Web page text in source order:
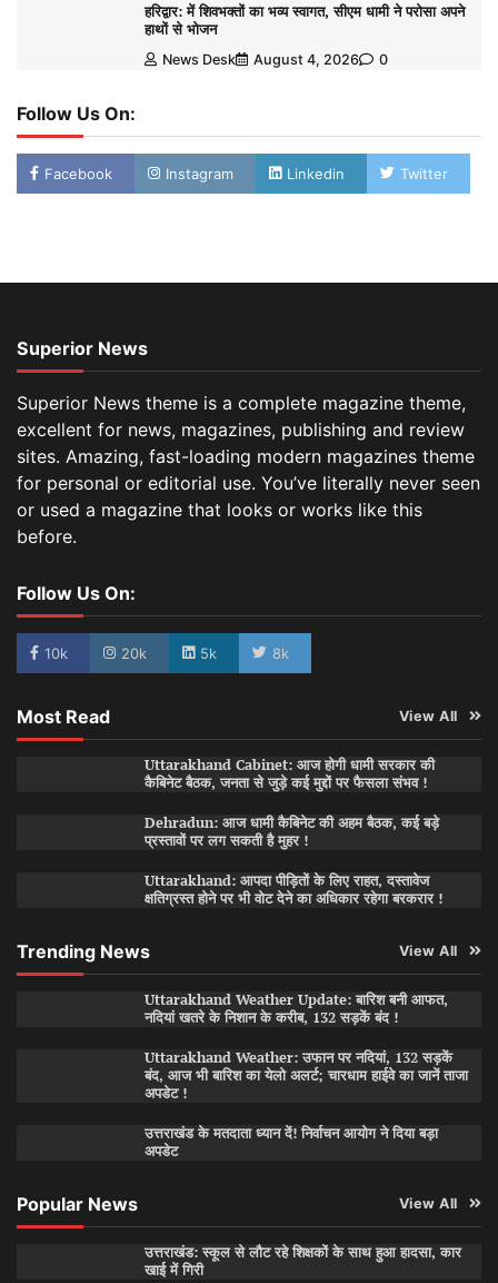
हरिद्वार: में शिवभक्तों का भव्य स्वागत, सीएम धामी ने परोसा अपने
हाथों से भोजन
News Desk August 4, 2026 0
Follow Us On:
Facebook Instagram Linkedin Twitter
Superior News
Superior News theme is a complete magazine theme,
excellent for news, magazines, publishing and review
sites. Amazing, fast-loading modern magazines theme
for personal or editorial use. You’ve literally never seen
or used a magazine that looks or works like this
before.
Follow Us On:
10k 20k 5k 8k
Most Read View All
Uttarakhand Cabinet: आज होगी धामी सरकार की
कैबिनेट बैठक, जनता से जुड़े कई मुद्दों पर फैसला संभव !
Dehradun: आज धामी कैबिनेट की अहम बैठक, कई बड़े
प्रस्तावों पर लग सकती है मुहर !
Uttarakhand: आपदा पीड़ितों के लिए राहत, दस्तावेज
क्षतिग्रस्त होने पर भी वोट देने का अधिकार रहेगा बरकरार !
Trending News View All
Uttarakhand Weather Update: बारिश बनी आफत,
नदियां खतरे के निशान के करीब, 132 सड़कें बंद !
Uttarakhand Weather: उफान पर नदियां, 132 सड़कें
बंद, आज भी बारिश का येलो अलर्ट; चारधाम हाईवे का जानें ताजा
अपडेट !
उत्तराखंड के मतदाता ध्यान दें! निर्वाचन आयोग ने दिया बड़ा
अपडेट
Popular News View All
उत्तराखंड: स्कूल से लौट रहे शिक्षकों के साथ हुआ हादसा, कार
खाई में गिरी